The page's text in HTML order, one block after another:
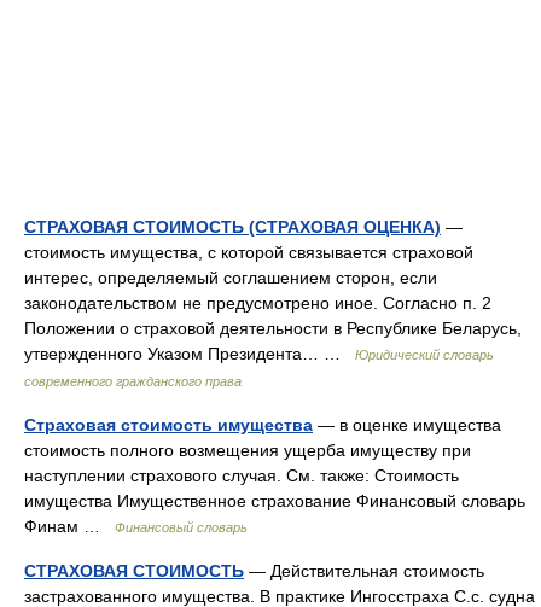
СТРАХОВАЯ СТОИМОСТЬ (СТРАХОВАЯ ОЦЕНКА) —
стоимость имущества, с которой связывается страховой
интерес, определяемый соглашением сторон, если
законодательством не предусмотрено иное. Согласно п. 2
Положении о страховой деятельности в Республике Беларусь,
утвержденного Указом Президента… …
Юридический словарь
современного гражданского права
Страховая стоимость имущества — в оценке имущества
стоимость полного возмещения ущерба имуществу при
наступлении страхового случая. См. также: Стоимость
имущества Имущественное страхование Финансовый словарь
Финам …
Финансовый словарь
СТРАХОВАЯ СТОИМОСТЬ — Действительная стоимость
застрахованного имущества. В практике Ингосстраха С.с. судна